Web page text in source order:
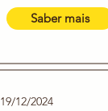
Saber mais
19/12/2024